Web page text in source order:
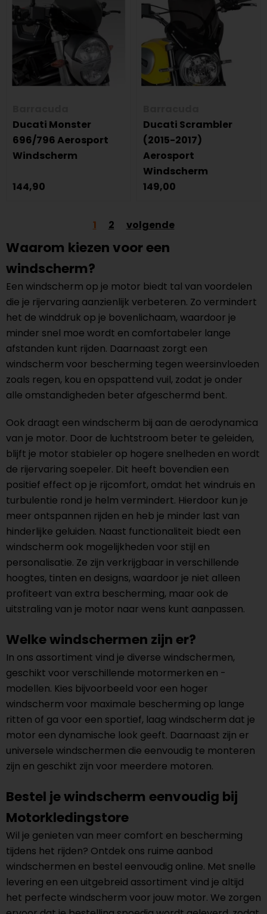
Ducati Monster
696/796 Aerosport
Windscherm
144,90
Ducati Scrambler
(2015-2017)
Aerosport
Windscherm
149,00
1 2 volgende
Waarom kiezen voor een
windscherm?
Een windscherm op je motor biedt tal van voordelen
die je rijervaring aanzienlijk verbeteren. Zo vermindert
het de winddruk op je bovenlichaam, waardoor je
minder snel moe wordt en comfortabeler lange
afstanden kunt rijden. Daarnaast zorgt een
windscherm voor bescherming tegen weersinvloeden
zoals regen, kou en opspattend vuil, zodat je onder
alle omstandigheden beter afgeschermd bent.
Ook draagt een windscherm bij aan de aerodynamica
van je motor. Door de luchtstroom beter te geleiden,
blijft je motor stabieler op hogere snelheden en wordt
de rijervaring soepeler. Dit heeft bovendien een
positief effect op je rijcomfort, omdat het windruis en
turbulentie rond je helm vermindert. Hierdoor kun je
meer ontspannen rijden en heb je minder last van
hinderlijke geluiden. Naast functionaliteit biedt een
windscherm ook mogelijkheden voor stijl en
personalisatie. Ze zijn verkrijgbaar in verschillende
hoogtes, tinten en designs, waardoor je niet alleen
profiteert van extra bescherming, maar ook de
uitstraling van je motor naar wens kunt aanpassen.
Welke windschermen zijn er?
In ons assortiment vind je diverse windschermen,
geschikt voor verschillende motormerken en -
modellen. Kies bijvoorbeeld voor een hoger
windscherm voor maximale bescherming op lange
ritten of ga voor een sportief, laag windscherm dat je
motor een dynamische look geeft. Daarnaast zijn er
universele windschermen die eenvoudig te monteren
zijn en geschikt zijn voor meerdere motoren.
Bestel je windscherm eenvoudig bij
Motorkledingstore
Wil je genieten van meer comfort en bescherming
tijdens het rijden? Ontdek ons ruime aanbod
windschermen en bestel eenvoudig online. Met snelle
levering en een uitgebreid assortiment vind je altijd
het perfecte windscherm voor jouw motor. We zorgen